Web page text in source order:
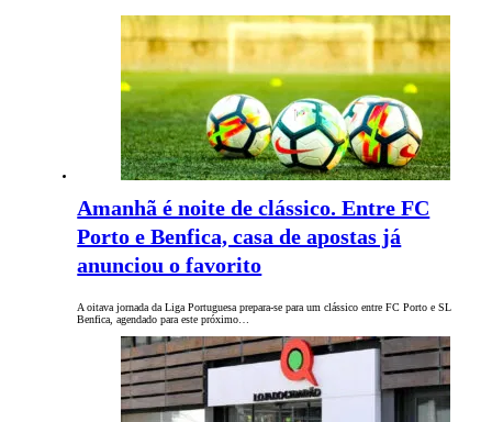
Amanhã é noite de clássico. Entre FC
Porto e Benfica, casa de apostas já
anunciou o favorito
A oitava jornada da Liga Portuguesa prepara-se para um clássico entre FC Porto e SL
Benfica, agendado para este próximo…